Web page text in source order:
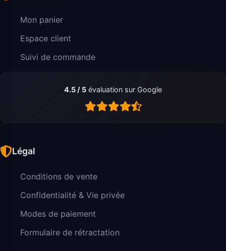
Mon panier
Espace client
Suivi de commande
4.5 / 5 évaluation sur Google
Légal
Conditions de vente
Confidentialité & Vie privée
Modes de paiement
Formulaire de rétractation